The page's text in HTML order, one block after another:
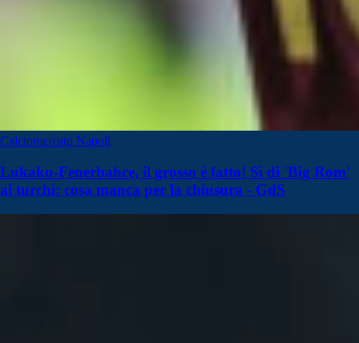
Calciomercato Napoli
Lukaku-Fenerbahce, il grosso è fatto! Sì di 'Big Rom'
ai turchi: cosa manca per la chiusura - GdS